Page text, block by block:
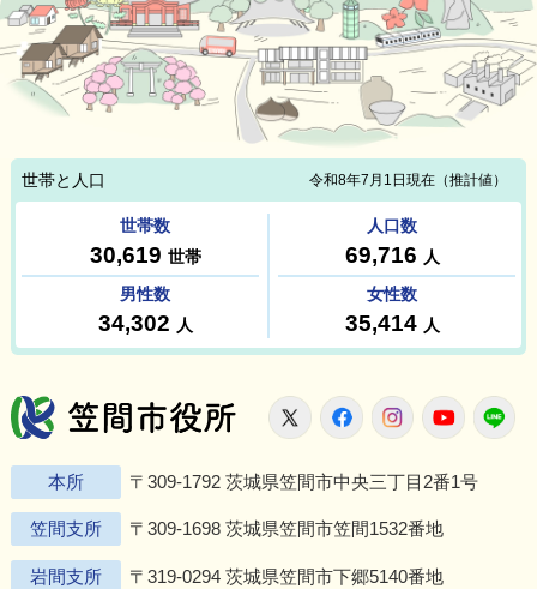
笠間市役所
X FacebookInstagram
本所 〒309-1792 茨城県笠間市中央三丁目2番1号
笠間支所 〒309-1698 茨城県笠間市笠間1532番地
岩間支所 〒319-0294 茨城県笠間市下郷5140番地